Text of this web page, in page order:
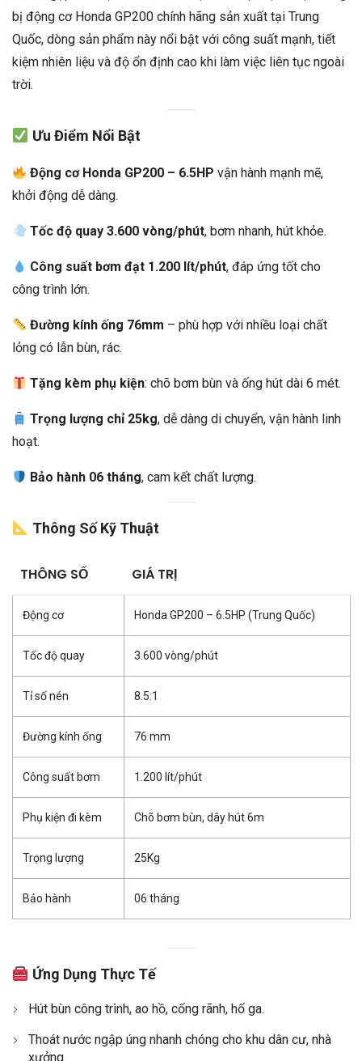
bị động cơ Honda GP200 chính hãng sản xuất tại Trung
Quốc, dòng sản phẩm này nổi bật với công suất mạnh, tiết
kiệm nhiên liệu và độ ổn định cao khi làm việc liên tục ngoài
trời.
Ưu Điểm Nổi Bật
Động cơ Honda GP200 – 6.5HP vận hành mạnh mẽ,
khởi động dễ dàng.
Tốc độ quay 3.600 vòng/phút, bơm nhanh, hút khỏe.
Công suất bơm đạt 1.200 lít/phút, đáp ứng tốt cho
công trình lớn.
Đường kính ống 76mm – phù hợp với nhiều loại chất
lỏng có lẫn bùn, rác.
Tặng kèm phụ kiện: chõ bơm bùn và ống hút dài 6 mét.
Trọng lượng chỉ 25kg, dễ dàng di chuyển, vận hành linh
hoạt.
Bảo hành 06 tháng, cam kết chất lượng.
Thông Số Kỹ Thuật
THÔNG SỐ GIÁ TRỊ
Động cơ Honda GP200 – 6.5HP (Trung Quốc)
Tốc độ quay 3.600 vòng/phút
Tỉ số nén 8.5:1
Đường kính ống 76 mm
Công suất bơm 1.200 lít/phút
Phụ kiện đi kèm Chõ bơm bùn, dây hút 6m
Trọng lượng 25Kg
Bảo hành 06 tháng
Ứng Dụng Thực Tế
Hút bùn công trình, ao hồ, cống rãnh, hố ga.
Thoát nước ngập úng nhanh chóng cho khu dân cư, nhà
xưởng.